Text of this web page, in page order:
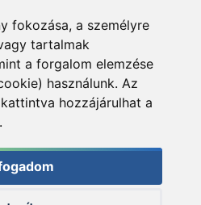
fokozása, a személyre
tartalmak
a forgalom elemzése
használunk. Az
hozzájárulhat a